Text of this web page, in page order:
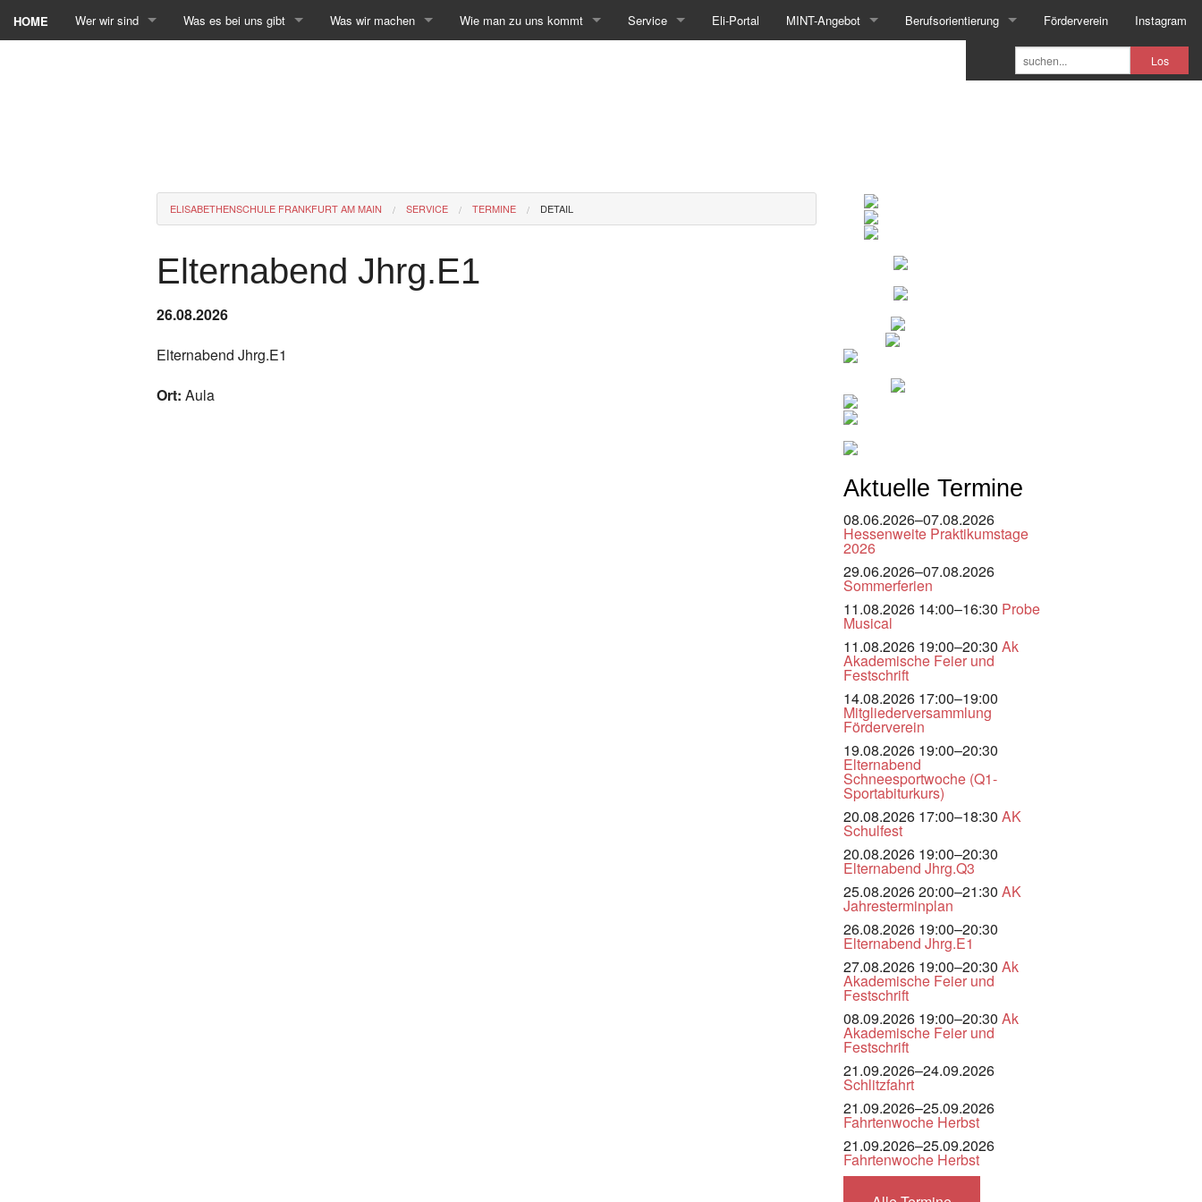
HOME Wer wir sind Was es bei uns gibt Was wir machen Wie man zu uns kommt Service Eli-Portal MINT-Angebot Berufsorientierung Förderverein Instagram
Los
ELISABETHENSCHULE FRANKFURT AM MAIN SERVICE TERMINE DETAIL
Elternabend Jhrg.E1
26.08.2026
Elternabend Jhrg.E1
Ort: Aula
Aktuelle Termine
08.06.2026–07.08.2026
Hessenweite Praktikumstage
2026
29.06.2026–07.08.2026
Sommerferien
11.08.2026 14:00–16:30 Probe
Musical
11.08.2026 19:00–20:30 Ak
Akademische Feier und
Festschrift
14.08.2026 17:00–19:00
Mitgliederversammlung
Förderverein
19.08.2026 19:00–20:30
Elternabend
Schneesportwoche (Q1-
Sportabiturkurs)
20.08.2026 17:00–18:30 AK
Schulfest
20.08.2026 19:00–20:30
Elternabend Jhrg.Q3
25.08.2026 20:00–21:30 AK
Jahresterminplan
26.08.2026 19:00–20:30
Elternabend Jhrg.E1
27.08.2026 19:00–20:30 Ak
Akademische Feier und
Festschrift
08.09.2026 19:00–20:30 Ak
Akademische Feier und
Festschrift
21.09.2026–24.09.2026
Schlitzfahrt
21.09.2026–25.09.2026
Fahrtenwoche Herbst
21.09.2026–25.09.2026
Fahrtenwoche Herbst